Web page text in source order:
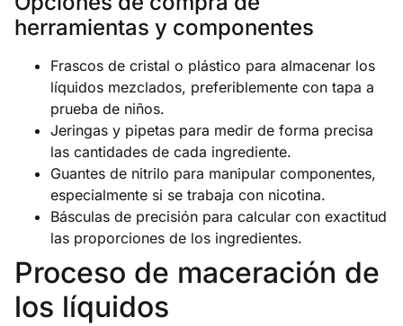
herramientas y componentes
Frascos de cristal o plástico para almacenar los
líquidos mezclados, preferiblemente con tapa a
prueba de niños.
Jeringas y pipetas para medir de forma precisa
las cantidades de cada ingrediente.
Guantes de nitrilo para manipular componentes,
especialmente si se trabaja con nicotina.
Básculas de precisión para calcular con exactitud
las proporciones de los ingredientes.
Proceso de maceración de
los líquidos